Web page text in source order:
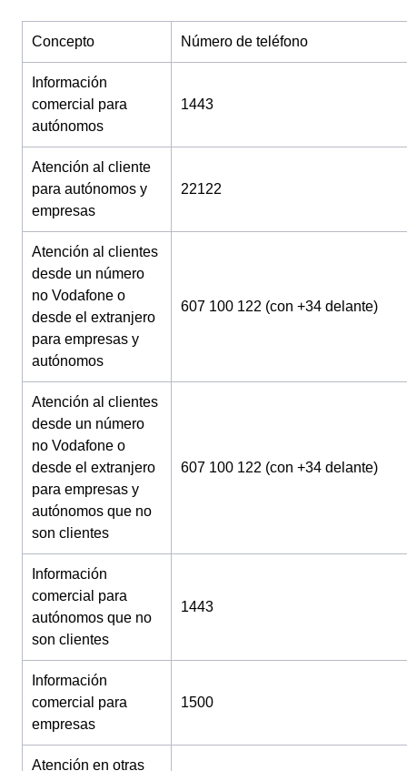
Concepto Número de teléfono
Información
comercial para
autónomos
1443
Atención al cliente
para autónomos y
empresas
22122
Atención al clientes
desde un número
no Vodafone o
desde el extranjero
para empresas y
autónomos
607 100 122 (con +34 delante)
Atención al clientes
desde un número
no Vodafone o
desde el extranjero
para empresas y
autónomos que no
son clientes
607 100 122 (con +34 delante)
Información
comercial para
autónomos que no
son clientes
1443
Información
comercial para
empresas
1500
Atención en otras